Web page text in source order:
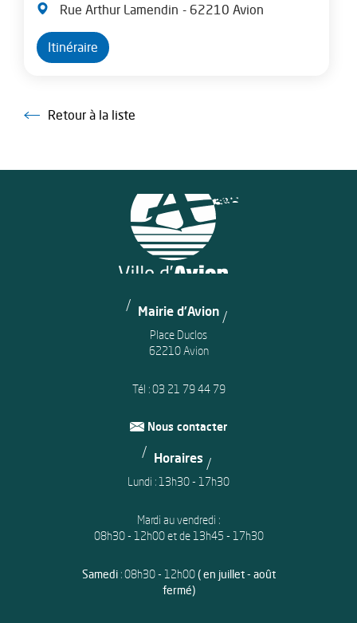
Rue Arthur Lamendin - 62210 Avion
Itinéraire
Retour à la liste
Retour à la liste
Mairie d'Avion
Place Duclos
62210 Avion
Tél :03 21 79 44 79
Nous contacter
Horaires
Lundi : 13h30 - 17h30
Mardi au vendredi :
08h30 - 12h00 et de 13h45 - 17h30
Samedi: 08h30 - 12h00( en juillet - août
fermé)